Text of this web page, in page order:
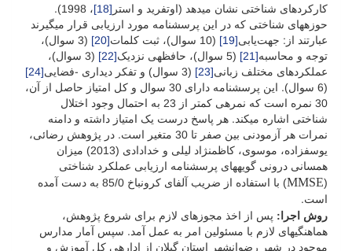
کارکردهای شناختی نشان می­دهد (اوتفرید و استر [18]
، 1998).
حوزه­های شناختی که در این پرسشنامه مورد ارزیابی قرار می­گیرند
عبارتند از: جهت‌یابی[19] (10 سوال)، ثبت کلمات [20]
(3 سوال)،
توجه و محاسبه[21] (5 سوال)، حافظه­ی نزدیک [22]
(3 سوال)،
عملکردهای مختلف زبانی[23] (3 سوال) و تفکر دیداری -فضایی
[24]
(6 سوال). این پرسشنامه دارای 30 سوال و کل امتیاز حاصل از آن،
30 نمره است که نمره­ی کمتر از 23 به احتمال وجود اختلال
شناختی اشاره می­کند. هر پاسخ درست یک امتیاز داشته و دامنه
نمرات هر آزمودنی بین صفر تا 30 متغیر است. در پژوهش رضائی،
یوسف­زاده، موسوی، کاظم­نژاد لیلی و خدادادی (2013) میزان
همسانی درونی گویه­های پرسشنامه ارزیابی عملکرد شناختی
(
MMSE
) با استفاده از ضریب آلفای کرونباخ 85/0 به دست آمده
است.
روش اجرا: پس از اخذ مجوزهای لازم برای شروع پژوهش،
هماهنگی­های لازم با مسئولین امر به عمل آمد. سپس آمار مدارس
موجود در شهر رضوان­شهر استان گیلان از اداره­ی کل آموزش و